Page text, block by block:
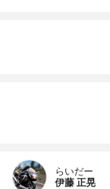
らいだー
伊藤 正晃